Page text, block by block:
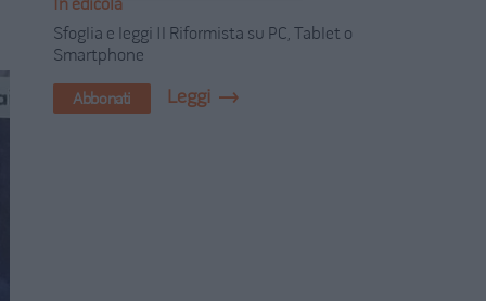
In edicola
Sfoglia e leggi Il Riformista su PC, Tablet o
Smartphone
Abbonati Leggi